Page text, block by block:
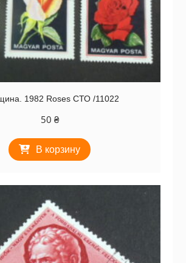
1982 Roses СТО /11022
50 ₴
В корзину